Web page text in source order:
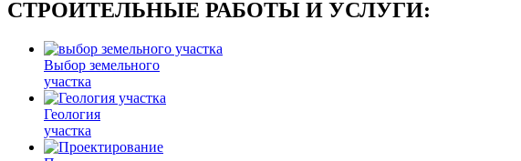
СТРОИТЕЛЬНЫЕ РАБОТЫ И УСЛУГИ:
Выбор земельного
участка
Геология
участка